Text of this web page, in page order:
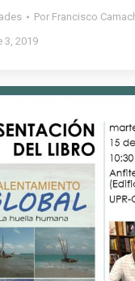
Por Francisco
3, 2019